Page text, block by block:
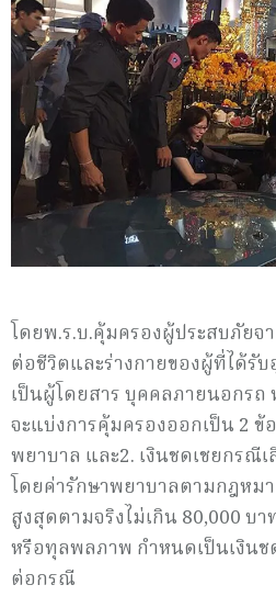
โดยพ.ร.บ.คุ้มครองผู้ประสบภัยจ
ต่อชีวิตและร่างกายของผู้ที่ได้รับ
เป็นผู้โดยสาร บุคคลภายนอกรถ
จะแบ่งการคุ้มครองออกเป็น 2 ข้
พยาบาล และ2. เงินชดเชยกรณี
โดยค่ารักษาพยาบาลตามกฎหม
สูงสุดตามจริงไม่เกิน 80,000 บ
หรือทุลพลภาพ กำหนดเป็นเงินช
ต่อกรณี